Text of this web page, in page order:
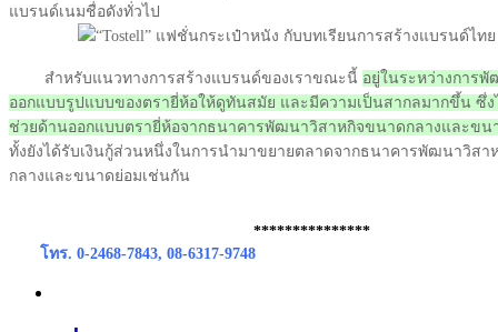
แบรนด์เนมชื่อดังทั่วไป
สำหรับแนวทางการสร้างแบรนด์ของเราขณะนี้ อยู่ในระหว่างการ
ออกแบบรูปแบบของตรายี่ห้อให้ดูทันสมัย และมีความเป็นสากลมากขึ้น ซึ่ง
ช่วยด้านออกแบบตรายี่ห้อจากธนาคารพัฒนาวิสาหกิจขนาดกลางและขน
ทั้งยังได้รับเงินกู้ส่วนหนึ่งในการนำมาขยายตลาดจากธนาคารพัฒนาวิสา
กลางและขนาดย่อมเช่นกัน
***************
โทร. 0-2468-7843, 08-6317-9748